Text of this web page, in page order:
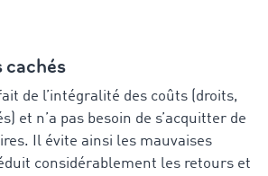
cachés
de l’intégralité des coûts (droits,
et n’a pas besoin de s’acquitter de
Il évite ainsi les mauvaises
considérablement les retours et